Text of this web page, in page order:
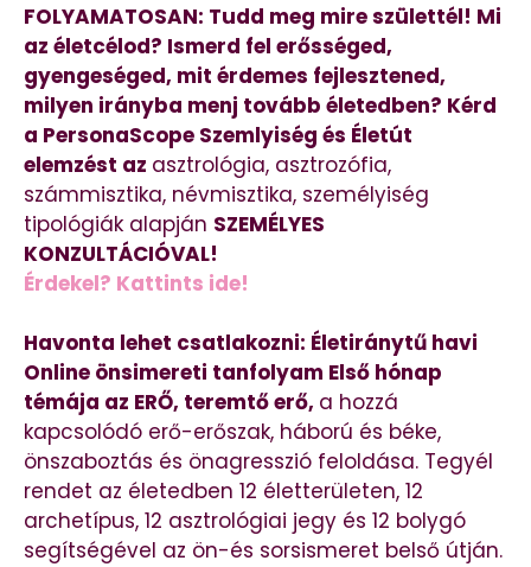
FOLYAMATOSAN: Tudd meg mire születtél! Mi
az életcélod? Ismerd fel erősséged,
gyengeséged, mit érdemes fejlesztened,
milyen irányba menj tovább életedben? Kérd
a PersonaScope Szemlyiség és Életút
elemzést az asztrológia, asztrozófia,
számmisztika, névmisztika, személyiség
tipológiák alapján SZEMÉLYES
KONZULTÁCIÓVAL!
Érdekel? Kattints ide!
Havonta lehet csatlakozni: Életiránytű havi
Online önsimereti tanfolyam Első hónap
témája az ERŐ, teremtő erő, a hozzá
kapcsolódó erő-erőszak, háború és béke,
önszaboztás és önagresszió feloldása. Tegyél
rendet az életedben 12 életterületen, 12
archetípus, 12 asztrológiai jegy és 12 bolygó
segítségével az ön-és sorsismeret belső útján.